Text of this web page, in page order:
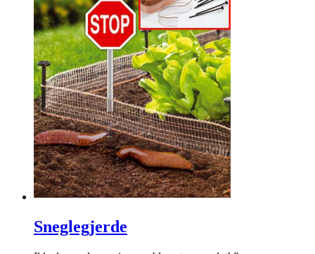
Sneglegjerde